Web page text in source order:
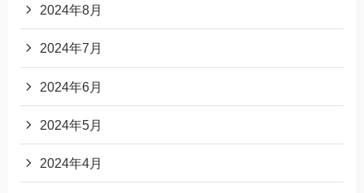
2024年8月
2024年7月
2024年6月
2024年5月
2024年4月